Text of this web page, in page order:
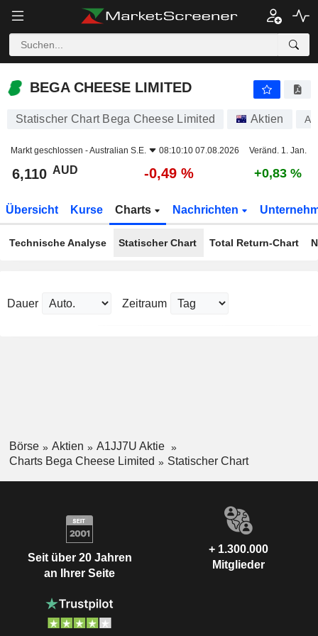
BEGA CHEESE LIMITED
BEGA CHEESE LIMITED
Statischer Chart Bega Cheese Limited Aktien
Markt geschlossen -Australian S.E. 08:10:10 07.08.2026 Veränd. 1. Jan.
6,110 AUD -0,49 % +0,83 %
Übersicht Kurse Charts Nachrichten
Technische Analyse Statischer Chart Total Return-Chart
Dauer Zeitraum
Börse Aktien
A1JJ7U Aktie
Charts Bega Cheese Limited
Statischer Chart
Seit über 20 Jahren
an Ihrer Seite
+ 1.300.000
Mitglieder